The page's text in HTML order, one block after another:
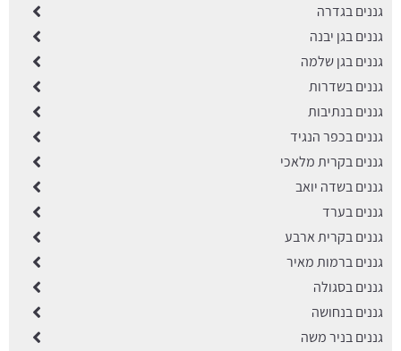
גננים בגדרה
גננים בגן יבנה
גננים בגן שלמה
גננים בשדרות
גננים בנתיבות
גננים בכפר הנגיד
גננים בקרית מלאכי
גננים בשדה יואב
גננים בערד
גננים בקרית ארבע
גננים ברמות מאיר
גננים בסגולה
גננים בנחושה
גננים בניר משה